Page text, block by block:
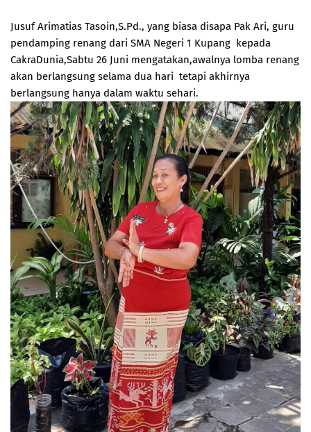
Jusuf Arimatias Tasoin,S.Pd., yang biasa disapa Pak Ari, guru
pendamping renang dari SMA Negeri 1 Kupang kepada
CakraDunia,Sabtu 26 Juni mengatakan,awalnya lomba renang
akan berlangsung selama dua hari tetapi akhirnya
berlangsung hanya dalam waktu sehari.